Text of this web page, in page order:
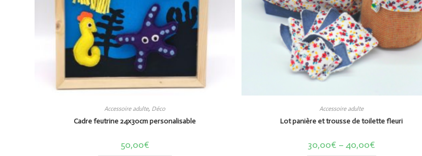
Accessoire adulte, Déco
Cadre feutrine 24x30cm personalisable
50,00€
Accessoire adulte
Lot panière et trousse de toilette fleuri
30,00€ –40,00€